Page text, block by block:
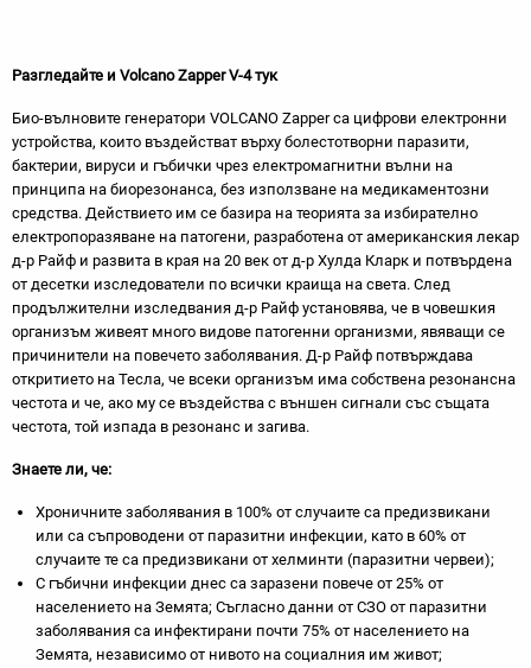
Разгледайте и Volcano Zapper V-4тук
Био-вълновите генератори VOLCANO Zapper са цифрови електронни
устройства, които въздействат върху болестотворни паразити,
бактерии, вируси и гъбички чрез електромагнитни вълни на
принципа на биорезонанса, без използване на медикаментозни
средства. Действието им се базира на теорията за избирателно
електропоразяване на патогени, разработена от американския лекар
д-р Райф и развита в края на 20 век от д-р Хулда Кларк и потвърдена
от десетки изследователи по всички краища на света. След
продължителни изследвания д-р Райф установява, че в човешкия
организъм живеят много видове патогенни организми, явяващи се
причинители на повечето заболявания. Д-р Райф потвърждава
откритието на Тесла, че всеки организъм има собствена резонансна
честота и че, ако му се въздейства с външен сигнали със същата
честота, той изпада в резонанс и загива.
Знаете ли, че:
Хроничните заболявания в 100% от случаите са предизвикани
или са съпроводени от паразитни инфекции, като в 60% от
случаите те са предизвикани от хелминти (паразитни червеи);
С гъбични инфекции днес са заразени повече от 25% от
населението на Земята; Съгласно данни от СЗО от паразитни
заболявания са инфектирани почти 75% от населението на
Земята, независимо от нивото на социалния им живот;